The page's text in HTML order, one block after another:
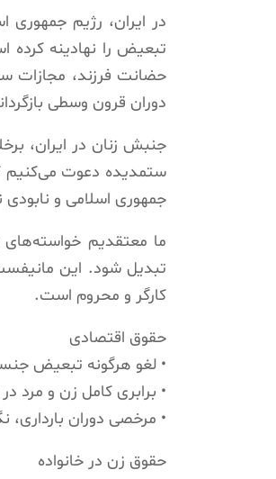
در ایران، رژیم
تبعیض را نهادینه
حضانت فرزند، مجازات
دوران قرون وسطی
جنبش زنان در ایران،
ستمدیده دعوت می‌کنیم
جمهوری اسلامی و
ما معتقدیم خواسته‌های
تبدیل شود. این
کارگر و محروم است.
حقوق اقتصادی
• لغو هرگونه تبعیض
• برابری کامل زن و مرد
• مرخصی دوران بارداری،
حقوق زن در خانواده